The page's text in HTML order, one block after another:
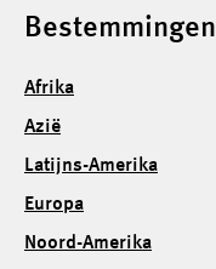
Bestemmingen
Afrika
Azië
Latijns-Amerika
Europa
Noord-Amerika